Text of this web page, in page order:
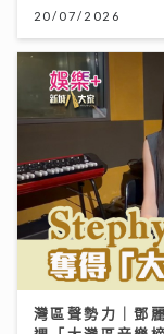
20/07/2026
灣區聲勢力｜鄧